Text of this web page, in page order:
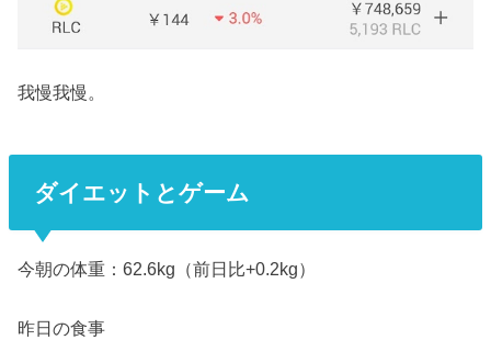
我慢我慢。
ダイエットとゲーム
今朝の体重：62.6kg（前日比+0.2kg）
昨日の食事